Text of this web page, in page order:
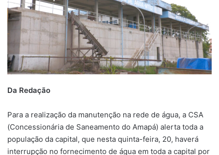
Da Redação
Para a realização da manutenção na rede de água, a CSA
(Concessionária de Saneamento do Amapá) alerta toda a
população da capital, que nesta quinta-feira, 20, haverá
interrupção no fornecimento de água em toda a capital por